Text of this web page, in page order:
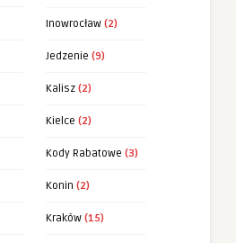
Inowrocław (2)
Jedzenie (9)
Kalisz (2)
Kielce (2)
Kody Rabatowe (3)
Konin (2)
Kraków (15)